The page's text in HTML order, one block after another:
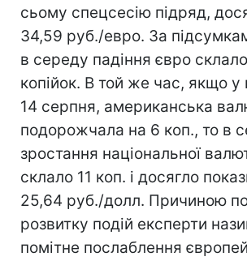
сьому спецсесію підряд,
34,59 руб./евро. За
в середу падіння євро
копійок. В той же час, якщо у
14 серпня, американська
подорожчала на 6 коп., то в
зростання національної
склало 11 коп. і досягло
25,64 руб./долл. Причиною
розвитку подій експерти
помітне послаблення